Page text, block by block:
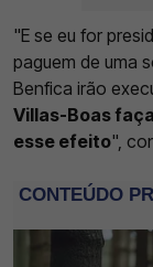
"E se eu for
paguem de uma
Benfica irão
Villas-Boas
esse efeito",